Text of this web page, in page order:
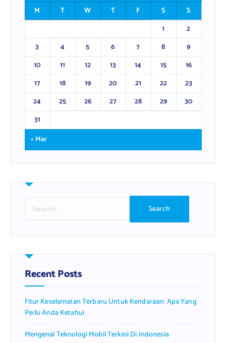
M
T W T F S
S
1
2
3
4 5 6 7 8
9
10
11 12 13 14 15
16
17
18 19 20 21 22
23
24
25 26 27 28 29
30
31
« Mar
r
h
f
o
:
Recent Posts
Fitur Keselamatan Terbaru Untuk Kendaraan: Apa Yang
Perlu Anda Ketahui
Mengenal Teknologi Mobil Terkini Di Indonesia